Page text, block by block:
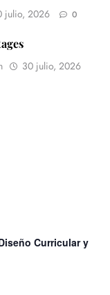
julio, 2026 0
30 julio, 2026
Curricular y